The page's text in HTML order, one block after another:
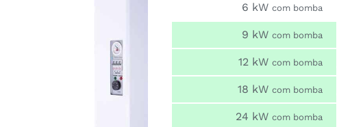
6 kW com bomba
9 kW com bomba
12 kW com bomba
18 kW com bomba
24 kW com bomba